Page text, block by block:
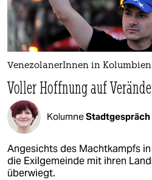
VenezolanerInnen in Kolumbien
Voller Hoffnung auf
KolumneStadtgespräch
Angesichts des Machtkampfs
die Exilgemeinde mit ihren
überwiegt.